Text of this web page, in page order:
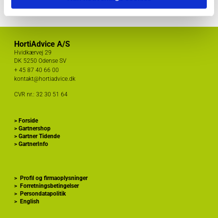
HortiAdvice A/S
Hvidkærvej 29
DK 5250 Odense SV
+ 45 87 40 66 00
kontakt@hortiadvice.dk
CVR nr.: 32 30 51 64
> Forside
> Gartnershop
> Gartner Tidende
> GartnerInfo
> Profil og firmaoplysninger
> Forretningsbetingelser
> Persondatapolitik
> English